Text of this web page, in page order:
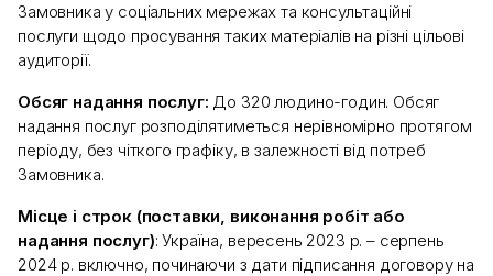
Замовника у соціальних мережах та консультаційні
послуги щодо просування таких матеріалів на різні цільові
аудиторії.
Обсяг надання послуг: До 320 людино-годин. Обсяг
надання послуг розподілятиметься нерівномірно протягом
періоду, без чіткого графіку, в залежності від потреб
Замовника.
Місце і строк (поставки, виконання робіт або
надання послуг): Україна, вересень 2023 р. – серпень
2024 р. включно, починаючи з дати підписання договору на